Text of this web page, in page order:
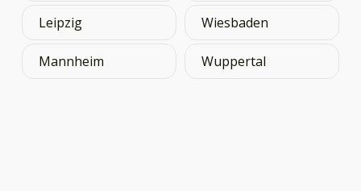
Leipzig
Mannheim
Wiesbaden
Wuppertal